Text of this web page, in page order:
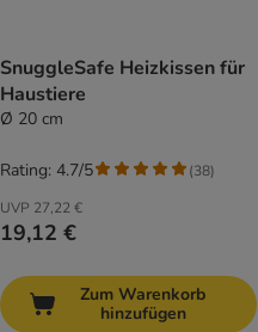
SnuggleSafe Heizkissen für
Haustiere
Ø 20 cm
UVP 27,22 €
19,12 €
Rating: 4.7/5 (38)
Zum Warenkorb
hinzufügen